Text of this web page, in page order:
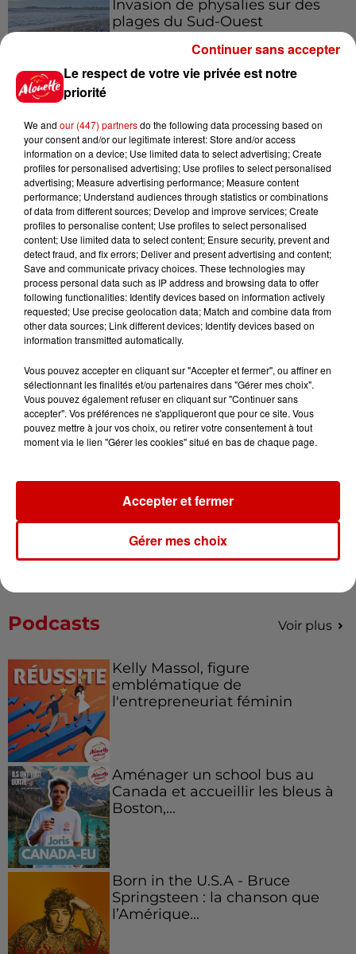
Invasion de physalies sur des
plages du Sud-Ouest
Jeux Voir plus
Gagnez vos places pour le
Festival du Roi Arthur 2026 !
Gagnez vos entrées pour le
Musée du Sport Automobile au
Mans !
Alouette vous invite à
Futuroscope Xperiences !
en jet ski !
Podcasts Voir plus
Kelly Massol, figure
emblématique de
l'entrepreneuriat féminin
Aménager un school bus au
Canada et accueillir les bleus à
Boston,...
Born in the U.S.A - Bruce
Springsteen : la chanson que
l’Amérique...
Le respect de votre vie privée est notre
priorité
We and our (447) partnersdo the following data processing based on
your consent and/or our legitimate interest: Store and/or access
information on a device; Use limited data to select advertising; Create
profiles for personalised advertising; Use profiles to select personalised
advertising; Measure advertising performance; Measure content
performance; Understand audiences through statistics or combinations
of data from different sources; Develop and improve services; Create
profiles to personalise content; Use profiles to select personalised
content; Use limited data to select content; Ensure security, prevent and
detect fraud, and fix errors; Deliver and present advertising and content;
Save and communicate privacy choices. These technologies may
process personal data such as IP address and browsing data to offer
following functionalities: Identify devices based on information actively
requested; Use precise geolocation data; Match and combine data from
other data sources; Link different devices; Identify devices based on
information transmitted automatically.
Vous pouvez accepter en cliquant sur "Accepter et fermer", ou affiner en
sélectionnant les finalités et/ou partenaires dans "Gérer mes choix".
Vous pouvez également refuser en cliquant sur "Continuer sans
accepter". Vos préférences ne s'appliqueront que pour ce site. Vous
pouvez mettre à jour vos choix, ou retirer votre consentement à tout
moment via le lien "Gérer les cookies" situé en bas de chaque page.
Gérer mes choix
Accepter et fermer
Continuer sans accepter